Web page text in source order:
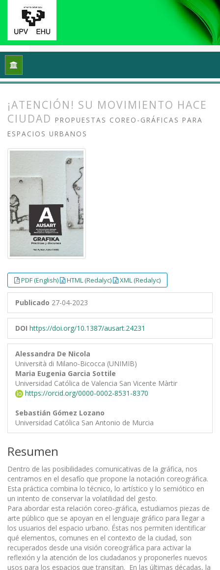
Inicio
¡ATENCIÓN! SU MOVIMIENTO HACE
CIUDAD PROPUESTAS COREO-GRÁFICAS PARA
ESPACIOS URBANOS
PDF (English) HTML (Redalyc) XML (Redalyc)
Publicado 27-04-2023
DOI https://doi.org/10.1387/ausart.24231
Alessandra De Nicola
Università di Milano-Bicocca (UNIMIB)
Maria Eugenia Garcia Sottile
Universidad Católica de Valencia San Vicente Màrtir
https://orcid.org/0000-0002-8531-8370
Sebastián Gómez Lozano
Universidad Católica San Antonio de Murcia
Resumen
Dentro de las posibilidades comunicativas de la gráfica, nos
centramos en el desafío que propone la notación coreográfica.
Esta práctica combina lo técnico, lo artístico y lo semiótico en
un intento de conservar la volatilidad del gesto.
Para abordar esta relación coreo-gráfica, estudiamos piezas de
arte público que se apoyan en el lenguaje gráfico para llegar a
los usuarios del espacio urbano. Éstas nos permiten identificar
qué elementos, comunes en el contexto de la ciudad, son
recuperados desde una visión coreográfica para activar la
reflexión y la atención de los ciudadanos y proponerles nuevos
usos para los espacios que transitan. En las últimas décadas, la